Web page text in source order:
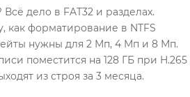
дело в FAT32 и разделах.
как форматирование в NTFS
нужны для 2 Мп, 4 Мп и 8 Мп.
поместится на 128 ГБ при H.265
из строя за 3 месяца.